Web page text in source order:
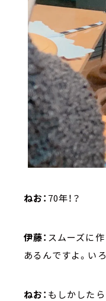
ねお： 70年！？
伊藤： スムーズに
あるんですよ。い
ねお： もしかした